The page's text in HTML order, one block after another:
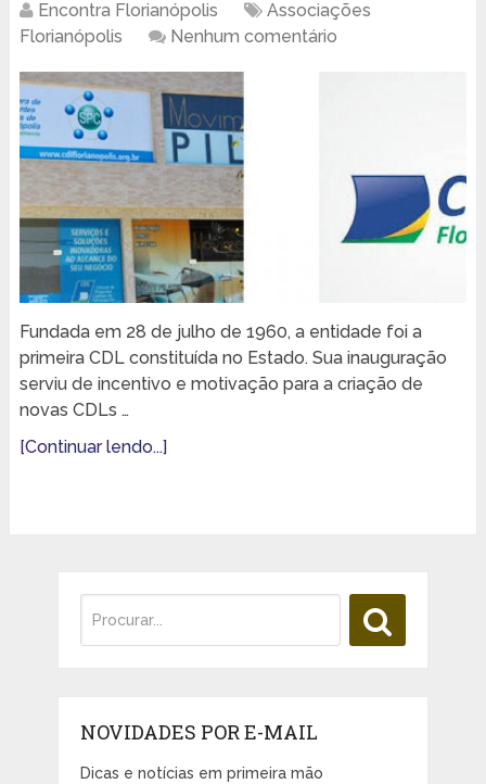
Encontra Florianópolis
Associações
Florianópolis
Nenhum comentário
Fundada em 28 de julho de 1960, a entidade foi a
primeira CDL constituída no Estado. Sua inauguração
serviu de incentivo e motivação para a criação de
novas CDLs …
[Continuar lendo...]
NOVIDADES POR E-MAIL
Dicas e notícias em primeira mão